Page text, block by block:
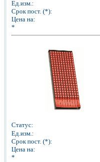
Ед.изм.:
Срок пост. (*):
Цена на:
*
Статус:
Ед.изм.:
Срок пост. (*):
Цена на:
*